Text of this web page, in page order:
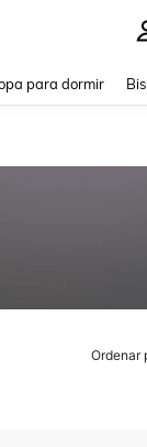
para dormir
Ordenar